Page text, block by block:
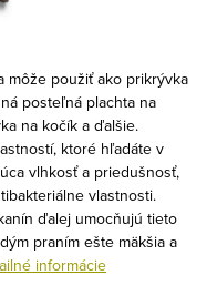
môže použiť ako prikrývka
posteľná plachta na
na kočík a ďalšie.
ktoré hľadáte v
vlhkosť a priedušnosť,
vlastnosti.
ďalej umocňujú tieto
praním ešte mäkšia a
informácie